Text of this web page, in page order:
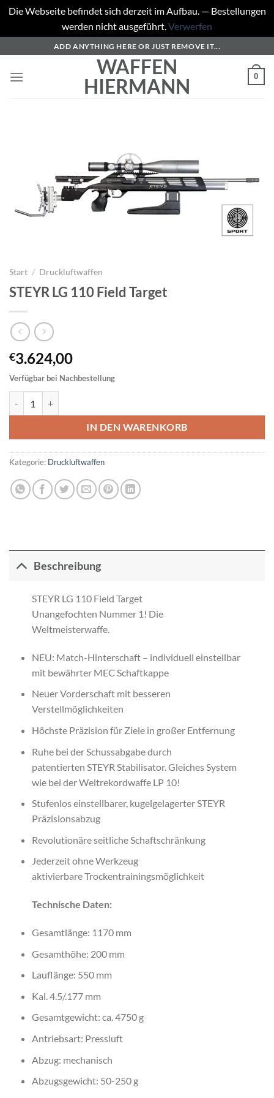
Die Webseite befindet sich derzeit im Aufbau. — Bestellungen
werden nicht ausgeführt.Verwerfen
Inhalt
springen
ADD ANYTHING HERE OR JUST REMOVE IT...
WAFFEN
HIERMANN
0
Start / Druckluftwaffen
STEYR LG 110 Field Target
€3.624,00
Verfügbar bei Nachbestellung
IN DEN WARENKORB
Kategorie: Druckluftwaffen
Beschreibung
STEYR LG 110 Field Target
Unangefochten Nummer 1! Die
Weltmeisterwaffe.
NEU: Match-Hinterschaft – individuell einstellbar
mit bewährter MEC Schaftkappe
Neuer Vorderschaft mit besseren
Verstellmöglichkeiten
Höchste Präzision für Ziele in großer Entfernung
Ruhe bei der Schussabgabe durch
patentierten STEYR Stabilisator. Gleiches System
wie bei der Weltrekordwaffe LP 10!
Stufenlos einstellbarer, kugelgelagerter STEYR
Präzisionsabzug
Revolutionäre seitliche Schaftschränkung
Jederzeit ohne Werkzeug
aktivierbare Trockentrainingsmöglichkeit
Technische Daten:
Gesamtlänge: 1170 mm
Gesamthöhe: 200 mm
Lauflänge: 550 mm
Kal. 4.5/.177 mm
Gesamtgewicht: ca. 4750 g
Antriebsart: Pressluft
Abzug: mechanisch
Abzugsgewicht: 50-250 g